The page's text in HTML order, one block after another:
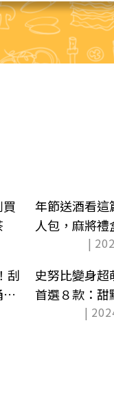
年節送酒看
人包，麻將
|
刮
史努比變身
首選８款：
|